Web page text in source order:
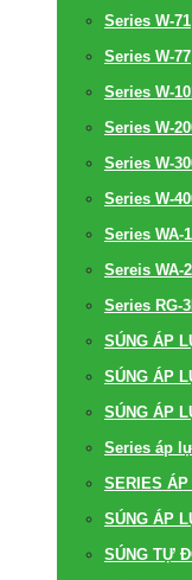
Series W-71
Series W-77
Series W-
Series W-
Series W-
Series W-
Series WA-
Sereis WA-
Series RG-
SÚNG ÁP
SÚNG ÁP
SÚNG ÁP
Series áp
SERIES
SÚNG ÁP
SÚNG TỰ